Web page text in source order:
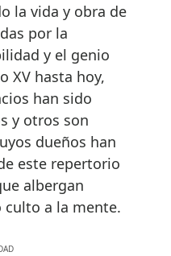
la vida y obra de
por la
y el genio
XV hasta hoy,
han sido
y otros son
dueños han
este repertorio
albergan
a la mente.